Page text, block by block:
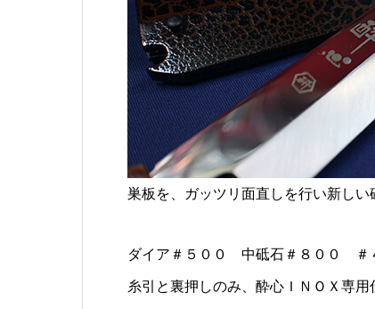
巣板を、ガッツリ面直しを行い新しい
ダイア＃５００ 中砥石＃８００
糸引と裏押しのみ、酔心ＩＮＯＸ専用